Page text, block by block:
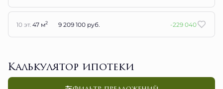
10 эт. 47 м2 9 209 100 руб. -229 040
Калькулятор ипотеки